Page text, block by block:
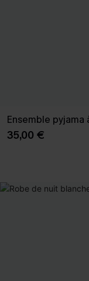
Ensemble pyjama
35,00 €